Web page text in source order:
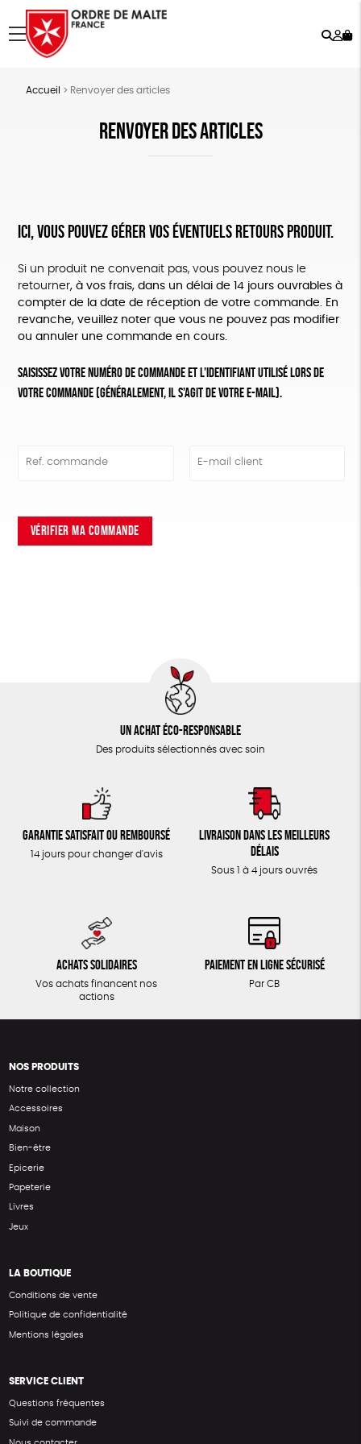
menu
Accueil > Renvoyer des articles
RENVOYER DES ARTICLES
Ici, vous pouvez gérer vos éventuels retours produit.
Si un produit ne convenait pas, vous pouvez nous le
retourner, à vos frais, dans un délai de 14 jours ouvrables à
compter de la date de réception de votre commande. En
revanche, veuillez noter que vous ne pouvez pas modifier
ou annuler une commande en cours.
Saisissez votre numéro de commande et l’identifiant utilisé lors de
votre commande (généralement, il s’agit de votre e-mail).
Ref. commande E-mail client
VÉRIFIER MA COMMANDE
Un achat éco-responsable
Des produits sélectionnés avec soin
Garantie satisfait ou remboursé
14 jours pour changer d'avis
Livraison dans les meilleurs
délais
Sous 1 à 4 jours ouvrés
Achats solidaires
Vos achats financent nos
actions
Paiement en ligne sécurisé
Par CB
NOS PRODUITS
Notre collection
Accessoires
Maison
Bien-être
Epicerie
Papeterie
Livres
Jeux
LA BOUTIQUE
Conditions de vente
Politique de confidentialité
Mentions légales
SERVICE CLIENT
Questions fréquentes
Suivi de commande